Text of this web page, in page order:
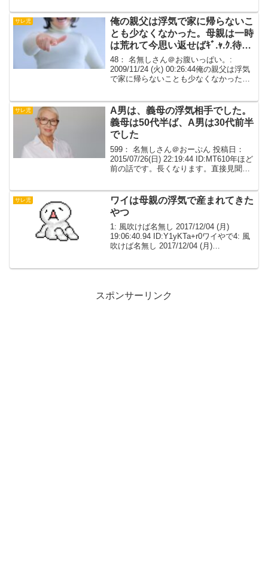
しく、父を軽蔑し大学は地方の大学へ...
サレ児
俺の親父は浮気で家に帰らないこ
とも少なくなかった。母親は一時
は荒れて今思い返せばｷﾞ.ｬ.ｸ.待。
女特有のヒステリーでキチじみて
た。
48： 名無しさん＠お腹いっぱい。:
2009/11/24 (火) 00:26:44俺の親父は浮気
で家に帰らないことも少なくなかった。
ｬ.ｸ.待。女特有のヒステリー...
サレ児
A男は、義母の浮気相手でした。
義母は50代半ば、A男は30代前半
でした
599： 名無しさん＠おーぷん 投稿日：
2015/07/26(日) 22:19:44 ID:MT610年ほど
前の話です。長くなります。直接見聞き
私は幼い頃から、それ...
サレ児
ワイは母親の浮気で産まれてきた
やつ
1: 風吹けば名無し 2017/12/04 (月)
19:06:40.94 ID:Y1yKTa+r0ワイやで4: 風
吹けば名無し 2017/12/04 (月)
スポンサーリンク